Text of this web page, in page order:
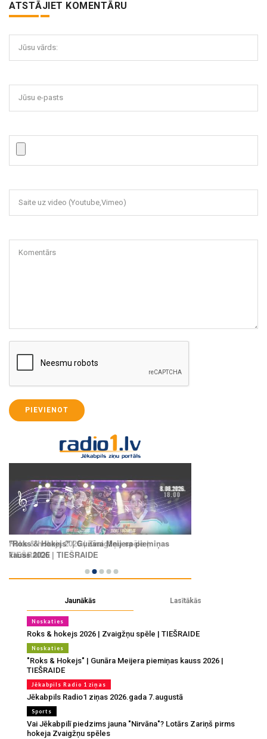
ATSTĀJIET KOMENTĀRU
Jūsu vārds:
Jūsu e-pasts
Saite uz video (Youtube,Vimeo)
Komentārs
PIEVIENOT
Jaunākās Lasītākās
Noskaties
Roks & hokejs 2026 | Zvaigžņu spēle | TIEŠRAIDE
Noskaties
"Roks & Hokejs" | Gunāra Meijera piemiņas kauss 2026 |
TIEŠRAIDE
Jēkabpils Radio 1 ziņas
Jēkabpils Radio1 ziņas 2026.gada 7.augustā
Sports
Vai Jēkabpilī piedzims jauna "Nirvāna"? Lotārs Zariņš pirms
hokeja Zvaigžņu spēles